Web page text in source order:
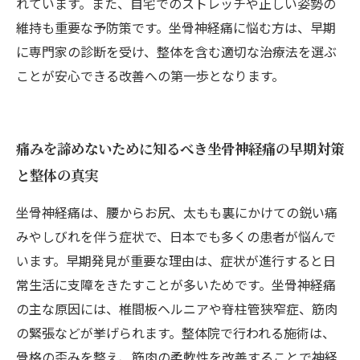
維持も重要な予防策です。坐骨神経痛に悩む方は、早期
に専門家の診断を受け、整体を含む適切な治療法を選ぶ
ことが安心できる改善への第一歩となります。
痛みを諦めないために知るべき坐骨神経痛の早期対策
と整体の真実
坐骨神経痛は、腰からお尻、太もも裏にかけての鋭い痛
みやしびれを伴う症状で、日本でも多くの患者が悩んで
います。早期発見が重要な理由は、症状が進行すると日
常生活に支障をきたすことが多いためです。坐骨神経痛
の主な原因には、椎間板ヘルニアや脊柱管狭窄症、筋肉
の緊張などが挙げられます。整体院で行われる施術は、